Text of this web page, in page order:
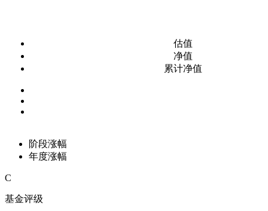
估值
净值
累计净值
阶段涨幅
年度涨幅
C
基金评级